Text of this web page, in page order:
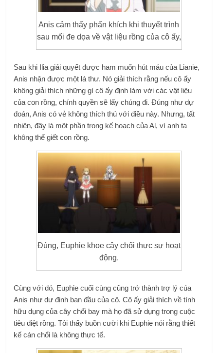
Anis cảm thấy phấn khích khi thuyết trình
sau mối đe dọa về vật liệu rồng của cô ấy,
Sau khi Ilia giải quyết được ham muốn hút máu của Lianie,
Anis nhận được một lá thư. Nó giải thích rằng nếu cô ấy
không giải thích những gì cô ấy định làm với các vật liệu
của con rồng, chính quyền sẽ lấy chúng đi. Đúng như dự
đoán, Anis có vẻ không thích thú với điều này. Nhưng, tất
nhiên, đây là một phần trong kế hoạch của Al, vì anh ta
không thể giết con rồng.
Đúng, Euphie khoe cây chổi thực sự hoạt
động.
Cùng với đó, Euphie cuối cùng cũng trở thành trợ lý của
Anis như dự định ban đầu của cô. Cô ấy giải thích về tính
hữu dụng của cây chổi bay mà họ đã sử dụng trong cuộc
tiêu diệt rồng. Tôi thấy buồn cười khi Euphie nói rằng thiết
kế cán chổi là không thực tế.